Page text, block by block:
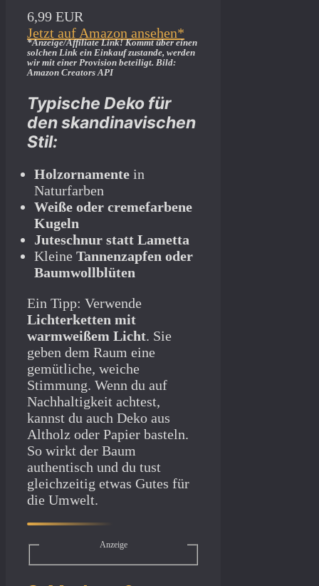
6,99 EUR
Jetzt auf Amazon ansehen*
*Anzeige/Affiliate Link! Kommt über einen
solchen Link ein Einkauf zustande, werden
wir mit­ einer Provision beteiligt. Bild:
Amazon Creators API
Typische Deko für
den skandinavischen
Stil:
Holzornamente in
Naturfarben
Weiße oder cremefarbene
Kugeln
Juteschnur statt Lametta
Kleine Tannenzapfen oder
Baumwollblüten
Ein Tipp: Verwende
Lichterketten mit
warmweißem Licht. Sie
geben dem Raum eine
gemütliche, weiche
Stimmung. Wenn du auf
Nachhaltigkeit achtest,
kannst du auch Deko aus
Altholz oder Papier basteln.
So wirkt der Baum
authentisch und du tust
gleichzeitig etwas Gutes für
die Umwelt.
Anzeige